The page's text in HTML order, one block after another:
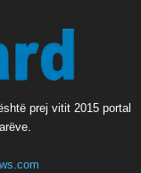
prej vitit 2015 portal